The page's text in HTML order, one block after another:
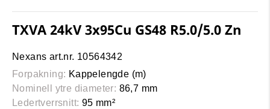
TXVA 24kV 3x95Cu GS48 R5.0/5.0 Zn
Nexans art.nr. 10564342
Forpakning: Kappelengde (m)
Nominell ytre diameter: 86,7 mm
Ledertverrsnitt: 95 mm²